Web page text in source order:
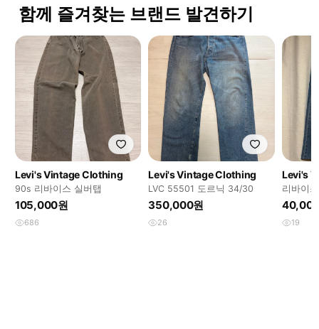
함께 즐겨찾는 브랜드 발견하기
Levi's Vintage Clothing
90s 리바이스 실버탭
105,000원
686
Levi's Vintage Clothing
LVC 55501 도르닉 34/30
350,000원
26
Levi's
리바이
트레이
19